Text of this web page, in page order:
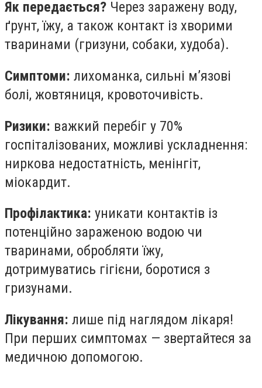
Як передається? Через заражену воду,
ґрунт, їжу, а також контакт із хворими
тваринами (гризуни, собаки, худоба).
Симптоми: лихоманка, сильні м’язові
болі, жовтяниця, кровоточивість.
Ризики: важкий перебіг у 70%
госпіталізованих, можливі ускладнення:
ниркова недостатність, менінгіт,
міокардит.
Профілактика: уникати контактів із
потенційно зараженою водою чи
тваринами, обробляти їжу,
дотримуватись гігієни, боротися з
гризунами.
Лікування: лише під наглядом лікаря!
При перших симптомах — звертайтеся за
медичною допомогою.